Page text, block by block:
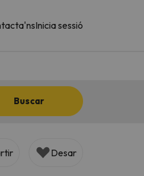
Inicia sessió
Buscar
Desar